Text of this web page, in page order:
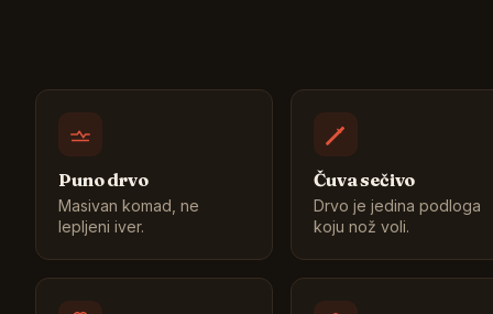
Puno drvo
Masivan komad, ne
lepljeni iver.
Čuva sečivo
Drvo je jedina podloga
koju nož voli.